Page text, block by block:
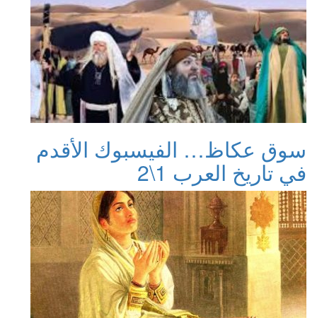
سوق عكاظ… الفيسبوك الأقدم
في تاريخ العرب 1\2